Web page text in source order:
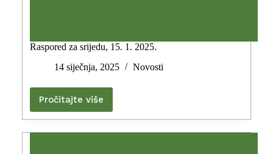
Raspored za srijedu, 15. 1. 2025.
14 siječnja, 2025
Novosti
Pročitajte više